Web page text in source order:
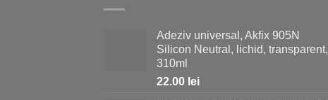
Adeziv universal, Akfix 905N
Silicon Neutral, lichid, transparent,
310ml
22.00 lei